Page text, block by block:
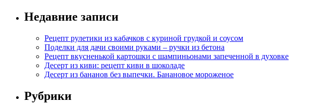
Недавние записи
Рецепт рулетики из кабачков с куриной грудкой и соусом
Поделки для дачи своими руками – ручки из бетона
Рецепт вкусненькой картошки с шампиньонами запеченной в духовке
Десерт из киви: рецепт киви в шоколаде
Десерт из бананов без выпечки. Банановое мороженое
Рубрики